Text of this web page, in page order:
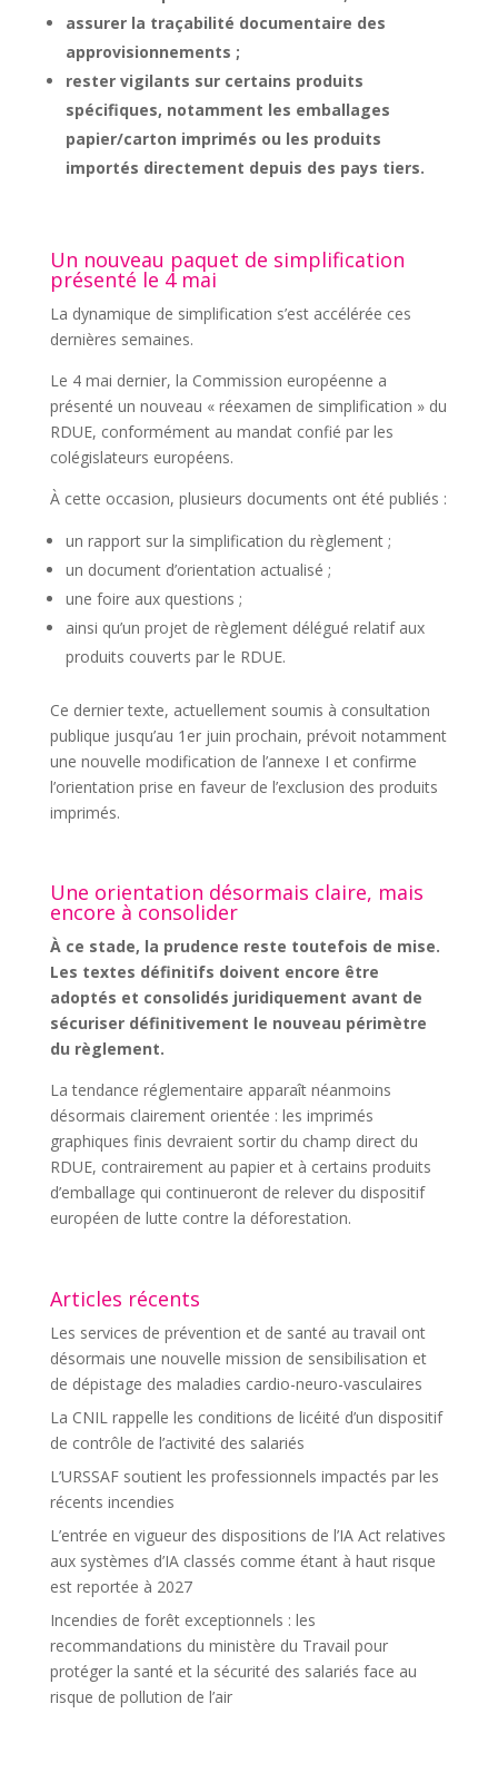
assurer la traçabilité documentaire des
approvisionnements ;
rester vigilants sur certains produits
spécifiques, notamment les emballages
papier/carton imprimés ou les produits
importés directement depuis des pays tiers.
Un nouveau paquet de simplification
présenté le 4 mai
La dynamique de simplification s’est accélérée ces
dernières semaines.
Le 4 mai dernier, la Commission européenne a
présenté un nouveau « réexamen de simplification » du
RDUE, conformément au mandat confié par les
colégislateurs européens.
À cette occasion, plusieurs documents ont été publiés :
un rapport sur la simplification du règlement ;
un document d’orientation actualisé ;
une foire aux questions ;
ainsi qu’un projet de règlement délégué relatif aux
produits couverts par le RDUE.
Ce dernier texte, actuellement soumis à consultation
publique jusqu’au 1er juin prochain, prévoit notamment
une nouvelle modification de l’annexe I et confirme
l’orientation prise en faveur de l’exclusion des produits
imprimés.
Une orientation désormais claire, mais
encore à consolider
À ce stade, la prudence reste toutefois de mise.
Les textes définitifs doivent encore être
adoptés et consolidés juridiquement avant de
sécuriser définitivement le nouveau périmètre
du règlement.
La tendance réglementaire apparaît néanmoins
désormais clairement orientée : les imprimés
graphiques finis devraient sortir du champ direct du
RDUE, contrairement au papier et à certains produits
d’emballage qui continueront de relever du dispositif
européen de lutte contre la déforestation.
Articles récents
Les services de prévention et de santé au travail ont
désormais une nouvelle mission de sensibilisation et
de dépistage des maladies cardio-neuro-vasculaires
La CNIL rappelle les conditions de licéité d’un dispositif
de contrôle de l’activité des salariés
L’URSSAF soutient les professionnels impactés par les
récents incendies
L’entrée en vigueur des dispositions de l’IA Act relatives
aux systèmes d’IA classés comme étant à haut risque
est reportée à 2027
Incendies de forêt exceptionnels : les
recommandations du ministère du Travail pour
protéger la santé et la sécurité des salariés face au
risque de pollution de l’air